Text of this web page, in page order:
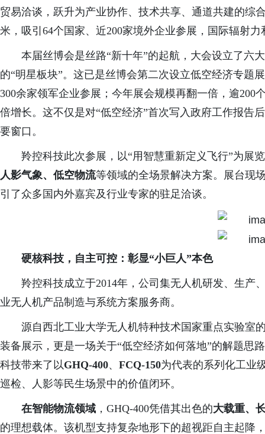
贸易洽谈，跃升为产业协作、技术共享、通道共建的综
米，吸引64个国家、近200家境外企业参展，国际辐射
本届丝博会是丝路“新十年”的起航，大会设立了六
的“明星板块”。这已是丝博会第二次设立低空经济专
300余家领军企业参展；今年展会规模再翻一倍，逾200
倍增长。这不仅是对“低空经济”首次写入政府工作报告
要窗口。
羚控科技此次参展，以“用智慧重新定义飞行”为展
人影气象、低空物流等领域的全场景解决方案。展台现
引了众多国内外嘉宾及行业专家的驻足洽谈。
硬核科技，自主可控：彰显“小巨人”本色
羚控科技成立于2014年，公司集无人机研发、生产
业无人机产品制造与系统方案服务商。
源自西北工业大学无人机特种技术国家重点实验室
装备展示，更是一场关于“低空经济如何落地”的解题思
科技带来了以GHQ-400、 FCQ-150为代表的系列化工业
巡检、人影等民生场景中的价值闭环。
在智能物流领域 ， GHQ-400凭借其出色的大载重、
的理想载体。该机型支持复杂地形下的超视距自主起降